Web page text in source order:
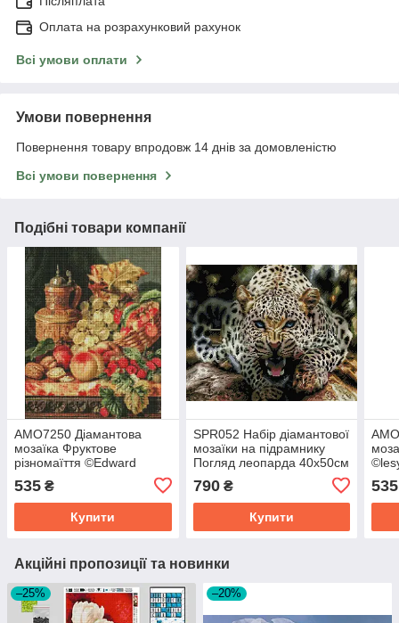
Оплата на розрахунковий рахунок
Всі умови оплати
Умови повернення
Повернення товару впродовж 14 днів за домовленістю
Всі умови повернення
Подібні товари компанії
AMO7250 Діамантова
мозаїка Фруктове
різномаїття ©Edward
535 ₴
Купити
SPR052 Набір діамантової
мозаїки на підрамнику
Погляд леопарда 40х50см
790₴
Купити
535
Акційні пропозиції та новинки
–25% –20%